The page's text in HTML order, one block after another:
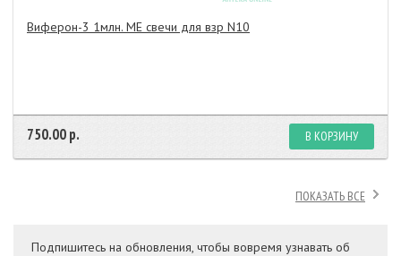
Виферон-3 1млн. МЕ свечи для взр N10
750.00 р. В КОРЗИНУ
ПОКАЗАТЬ ВСЕ
Подпишитесь на обновления, чтобы вовремя узнавать об